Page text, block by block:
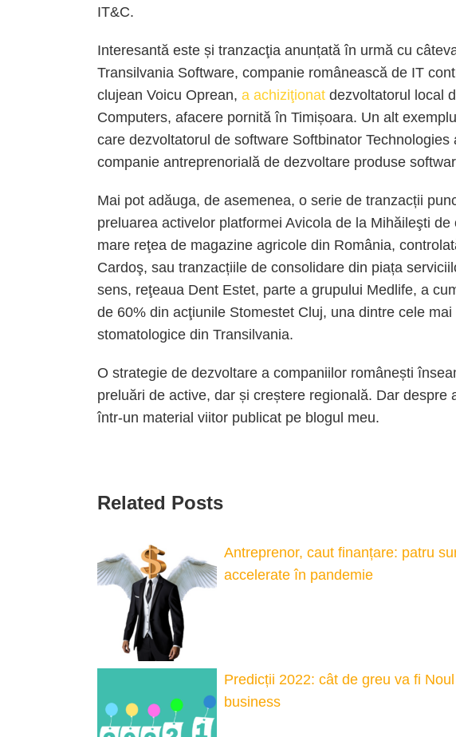
IT&C.
Interesantă este și tranzacţia anunțată în urmă cu
Transilvania Software, companie românească de IT
clujean Voicu Oprean, a achiziţionat dezvoltatorul local
Computers, afacere pornită în Timișoara. Un alt
care dezvoltatorul de software Softbinator Technologies
companie antreprenorială de dezvoltare produse
Mai pot adăuga, de asemenea, o serie de tranzacții
preluarea activelor platformei Avicola de la Mihăileşti
mare reţea de magazine agricole din România,
Cardoş, sau tranzacțiile de consolidare din piața
sens, reţeaua Dent Estet, parte a grupului Medlife, a
de 60% din acţiunile Stomestet Cluj, una dintre cele
stomatologice din Transilvania.
O strategie de dezvoltare a companiilor românești
preluări de active, dar și creștere regională. Dar despre
într-un material viitor publicat pe blogul meu.
Related Posts
Antreprenor, caut finanțare: patru
accelerate în pandemie
Predicții 2022: cât de greu va fi
business